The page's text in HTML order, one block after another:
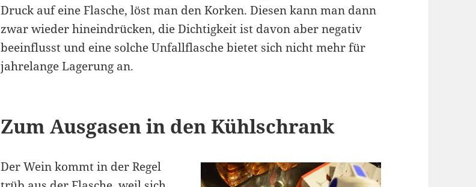
Druck auf eine Flasche, löst man den Korken. Diesen kann man dann
zwar wieder hineindrücken, die Dichtigkeit ist davon aber negativ
beeinflusst und eine solche Unfallflasche bietet sich nicht mehr für
jahrelange Lagerung an.
Zum Ausgasen in den Kühlschrank
Der Wein kommt in der Regel